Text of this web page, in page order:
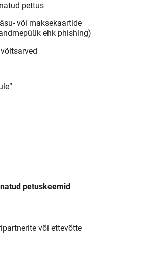
pettus
või maksekaartide
ehk phishing)
petuskeemid
või ettevõtte